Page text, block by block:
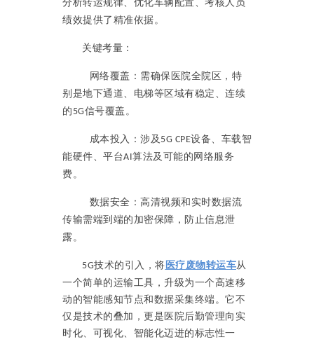
分析转运规律、优化车辆配置、考核人员
绩效提供了精准依据。
关键考量：
网络覆盖：需确保医院全院区，特
别是地下通道、电梯等区域有稳定、连续
的 5G信号覆盖。
成本投入：涉及 5G CPE设备、车载智
能硬件、平台AI算法及可能的网络服务
费。
数据安全：高清视频和实时数据流
传输需端到端的加密保障，防止信息泄
露。
5G技术的引入，将 医疗废物转运车从
一个简单的运输工具，升级为一个高速移
动的智能感知节点和数据采集终端。它不
仅是技术的叠加，更是医院后勤管理向实
时化、可视化、智能化迈进的标志性一